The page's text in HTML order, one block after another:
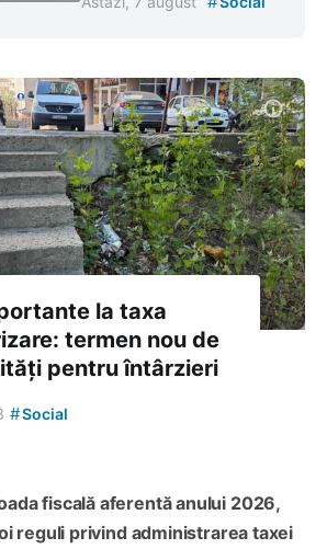
la taxa
termen nou de
pentru întârzieri
#Social
fiscală aferentă anului 2026,
reguli privind administrarea taxei